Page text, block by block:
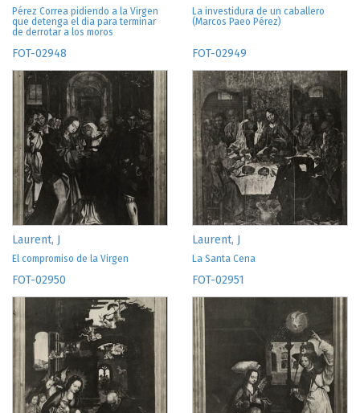
Pérez Correa pidiendo a la Virgen
que detenga el dia para terminar
de derrotar a los moros
La investidura de un caballero
(Marcos Paeo Pérez)
FOT-02948
Laurent, J
El compromiso de la Virgen
FOT-02949
Laurent, J
La Santa Cena
FOT-02950 FOT-02951